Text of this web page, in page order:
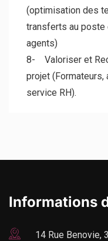
(optimisation des
transferts au poste
agents)
8- Valoriser et
projet
service RH).
Informations
14 Rue Benovie,